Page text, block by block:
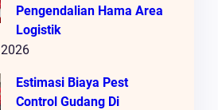
Pengendalian Hama Area
Logistik
Estimasi Biaya Pest
Control Gudang Di